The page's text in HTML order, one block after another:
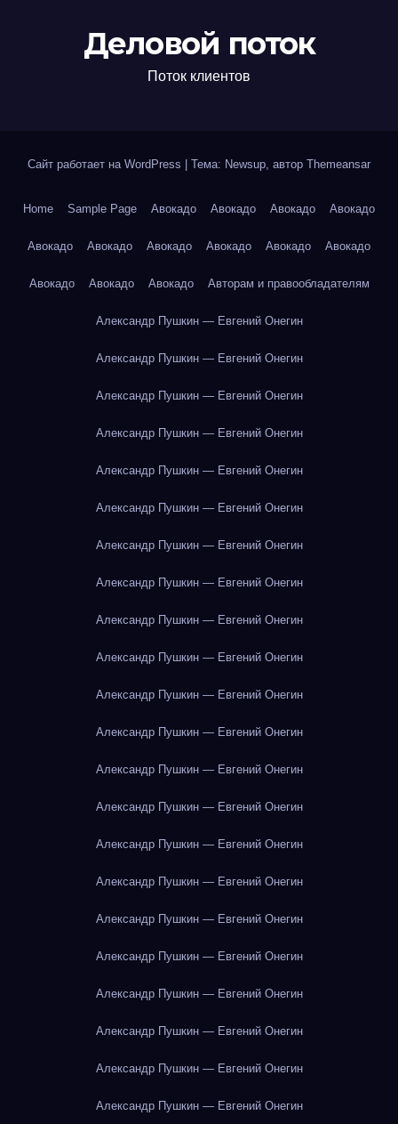
Деловой поток
Поток клиентов
Сайт работает на WordPress Тема: Newsup, автор Themeansar
Home Sample Page Авокадо Авокадо Авокадо Авокадо
Авокадо Авокадо Авокадо Авокадо Авокадо Авокадо
Авокадо Авокадо Авокадо Авторам и правообладателям
Александр Пушкин — Евгений Онегин
Александр Пушкин — Евгений Онегин
Александр Пушкин — Евгений Онегин
Александр Пушкин — Евгений Онегин
Александр Пушкин — Евгений Онегин
Александр Пушкин — Евгений Онегин
Александр Пушкин — Евгений Онегин
Александр Пушкин — Евгений Онегин
Александр Пушкин — Евгений Онегин
Александр Пушкин — Евгений Онегин
Александр Пушкин — Евгений Онегин
Александр Пушкин — Евгений Онегин
Александр Пушкин — Евгений Онегин
Александр Пушкин — Евгений Онегин
Александр Пушкин — Евгений Онегин
Александр Пушкин — Евгений Онегин
Александр Пушкин — Евгений Онегин
Александр Пушкин — Евгений Онегин
Александр Пушкин — Евгений Онегин
Александр Пушкин — Евгений Онегин
Александр Пушкин — Евгений Онегин
Александр Пушкин — Евгений Онегин